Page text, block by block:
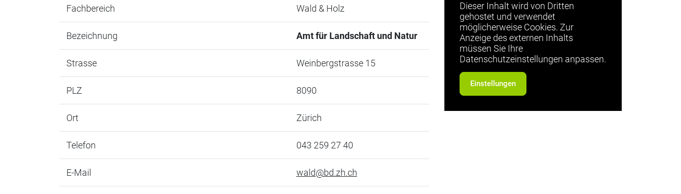
Fachbereich Wald & Holz
Bezeichnung Amt für Landschaft und Natur
Strasse Weinbergstrasse 15
PLZ 8090
Ort Zürich
Telefon 043 259 27 40
E-Mail wald@bd.zh.ch
Dieser Inhalt wird von Dritten
gehostet und verwendet
möglicherweise Cookies. Zur
Anzeige des externen Inhalts
müssen Sie Ihre
Datenschutzeinstellungen anpassen.
Einstellungen